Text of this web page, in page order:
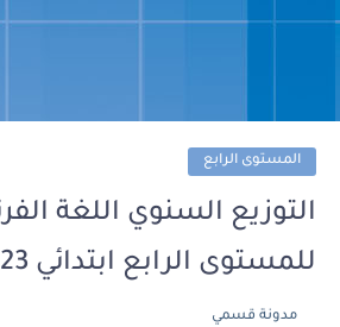
المستوى الرابع
التوزيع السنوي اللغة
للمستوى الرابع ابتدائي 2023 2024 pdf
مدونة قسمي